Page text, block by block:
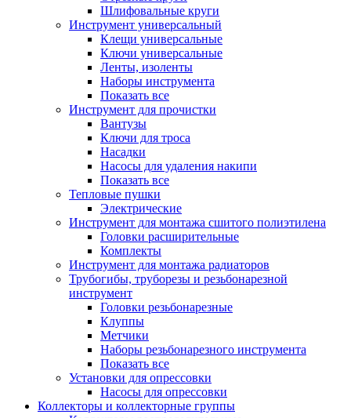
Шлифовальные круги
Инструмент универсальный
Клещи универсальные
Ключи универсальные
Ленты, изоленты
Наборы инструмента
Показать все
Инструмент для прочистки
Вантузы
Ключи для троса
Насадки
Насосы для удаления накипи
Показать все
Тепловые пушки
Электрические
Инструмент для монтажа сшитого полиэтилена
Головки расширительные
Комплекты
Инструмент для монтажа радиаторов
Трубогибы, труборезы и резьбонарезной
инструмент
Головки резьбонарезные
Клуппы
Метчики
Наборы резьбонарезного инструмента
Показать все
Установки для опрессовки
Насосы для опрессовки
Коллекторы и коллекторные группы